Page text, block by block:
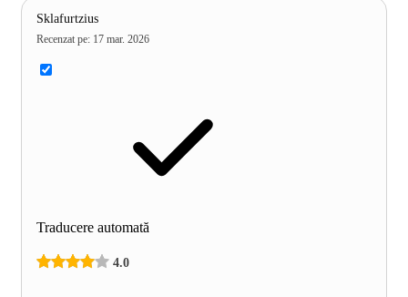
Sklafurtzius
Recenzat pe: 17 mar. 2026
Traducere automată
4.0